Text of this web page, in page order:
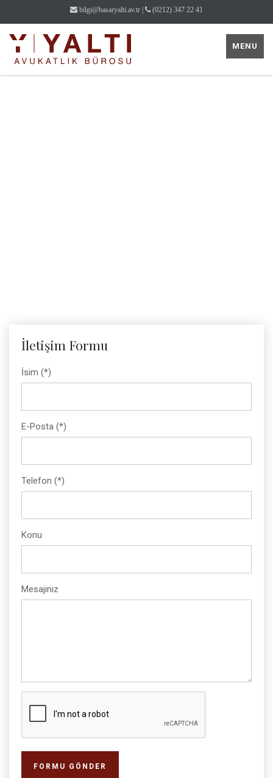
bilgi@basaryalti.av.tr (0212) 347 22 41
MENU
İletişim Formu
İsim (*)
E-Posta (*)
Telefon (*)
Konu
Mesajınız